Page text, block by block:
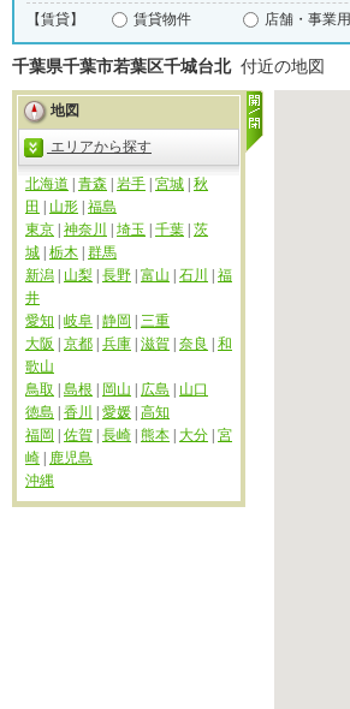
【賃貸】
賃貸物件 店舗・事業用
千葉県千葉市若葉区千城台北付近の地図
地図
エリアから探す
北海道 青森 岩手 宮城 秋
田
山形 福島
東京 神奈川 埼玉 千葉 茨
城 栃木 群馬
新潟
山梨 長野 富山 石川
福
井
愛知
岐阜 静岡
三重
大阪
京都 兵庫 滋賀 奈良
和
歌山
鳥取
島根 岡山 広島
山口
徳島
香川 愛媛 高知
福岡
佐賀 長崎 熊本 大分 宮
崎
鹿児島
沖縄